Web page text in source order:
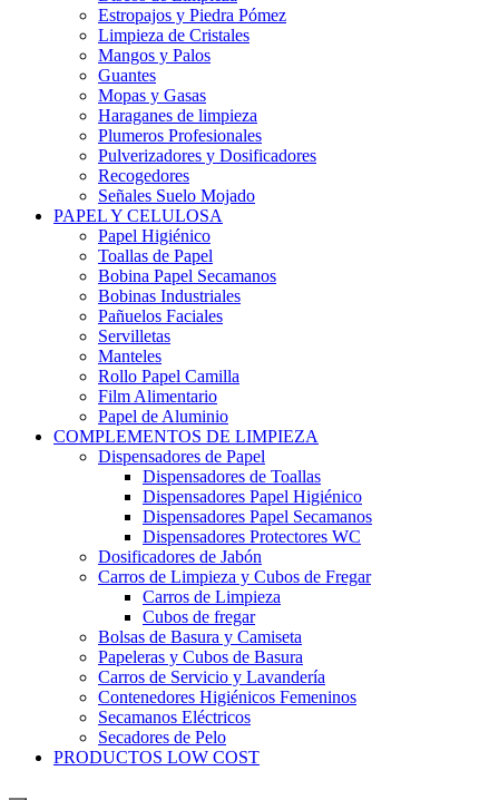
Estropajos y Piedra Pómez
Limpieza de Cristales
Mangos y Palos
Guantes
Mopas y Gasas
Haraganes de limpieza
Plumeros Profesionales
Pulverizadores y Dosificadores
Recogedores
Señales Suelo Mojado
PAPEL Y CELULOSA
Papel Higiénico
Toallas de Papel
Bobina Papel Secamanos
Bobinas Industriales
Pañuelos Faciales
Servilletas
Manteles
Rollo Papel Camilla
Film Alimentario
Papel de Aluminio
COMPLEMENTOS DE LIMPIEZA
Dispensadores de Papel
Dispensadores de Toallas
Dispensadores Papel Higiénico
Dispensadores Papel Secamanos
Dispensadores Protectores WC
Dosificadores de Jabón
Carros de Limpieza y Cubos de Fregar
Carros de Limpieza
Cubos de fregar
Bolsas de Basura y Camiseta
Papeleras y Cubos de Basura
Carros de Servicio y Lavandería
Contenedores Higiénicos Femeninos
Secamanos Eléctricos
Secadores de Pelo
PRODUCTOS LOW COST